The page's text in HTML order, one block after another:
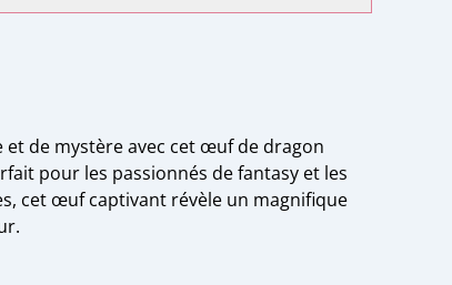
et de mystère avec cet œuf de dragon
pour les passionnés de fantasy et les
cet œuf captivant révèle un magnifique